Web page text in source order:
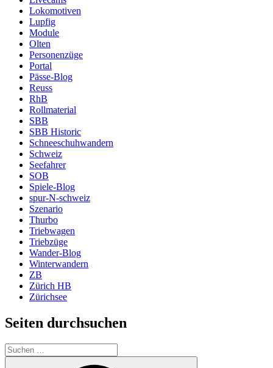
Lokomotiven
Lupfig
Module
Olten
Personenzüge
Portal
Pässe-Blog
Reuss
RhB
Rollmaterial
SBB
SBB Historic
Schneeschuhwandern
Schweiz
Seefahrer
SOB
Spiele-Blog
spur-N-schweiz
Szenario
Thurbo
Triebwagen
Triebzüge
Wander-Blog
Winterwandern
ZB
Zürich HB
Zürichsee
Seiten durchsuchen
Suchen
nach: